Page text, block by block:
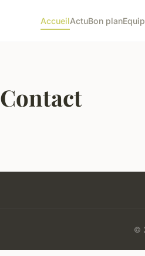
AccueilActuBon plan
Contact
©